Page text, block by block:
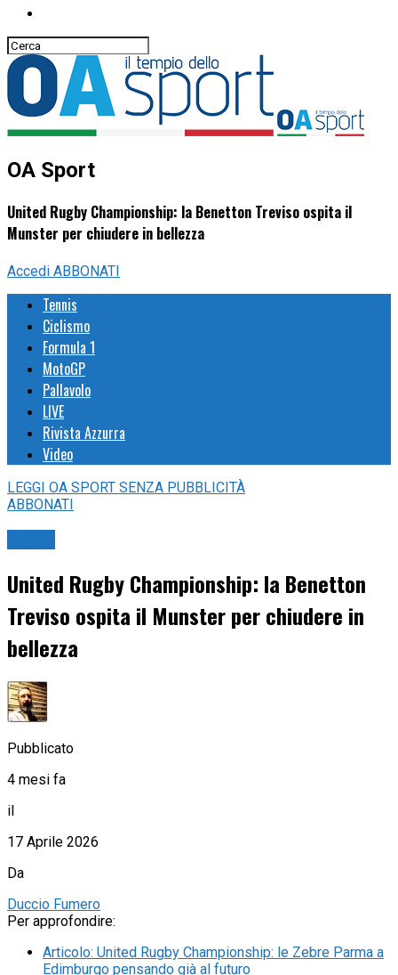
OA Sport
United Rugby Championship: la Benetton Treviso ospita il
Munster per chiudere in bellezza
Accedi ABBONATI
Tennis
Ciclismo
Formula 1
MotoGP
Pallavolo
LIVE
Rivista Azzurra
Video
LEGGI OA SPORT SENZA PUBBLICITÀ
ABBONATI
United Rugby Championship: la Benetton
Treviso ospita il Munster per chiudere in
bellezza
Pubblicato
4 mesi fa
il
17 Aprile 2026
Da
Duccio Fumero
Per approfondire:
Articolo: United Rugby Championship: le Zebre Parma a
Edimburgo pensando già al futuro